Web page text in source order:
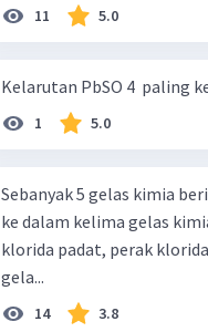
11 5.0
Kelarutan PbSO 4 ​ paling
1 5.0
Sebanyak 5 gelas kimia
ke dalam kelima gelas
klorida padat, perak
gela...
14 3.8